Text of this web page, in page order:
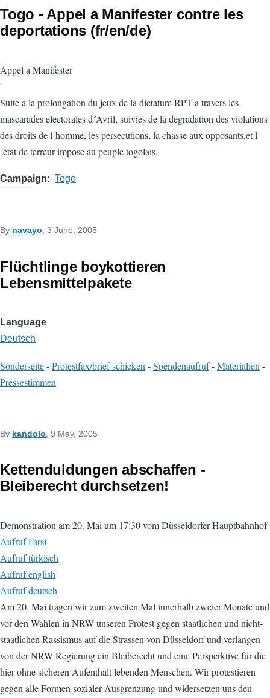
Togo - Appel a Manifester contre les
deportations (fr/en/de)
Appel a Manifester
'
Suite a la prolongation du jeux de la dictature RPT a travers les
mascarades electorales d´Avril, suivies de la degradation des violations
des droits de l´homme, les persecutions, la chasse aux opposants,et l
´etat de terreur impose au peuple togolais,
Campaign Togo
By navayo , 3 June, 2005
Flüchtlinge boykottieren
Lebensmittelpakete
Language
Deutsch
Sonderseite-Protestfax/brief schicken -Spendenaufruf-Materialien -
Pressestimmen
By kandolo , 9 May, 2005
Kettenduldungen abschaffen -
Bleiberecht durchsetzen!
Demonstration am 20. Mai um 17:30 vom Düsseldorfer Hauptbahnhof
Aufruf Farsi
Aufruf türkisch
Aufruf english
Aufruf deutsch
Am 20. Mai tragen wir zum zweiten Mal innerhalb zweier Monate und
vor den Wahlen in NRW unseren Protest gegen staatlichen und nicht-
staatlichen Rassismus auf die Strassen von Düsseldorf und verlangen
von der NRW Regierung ein Bleiberecht und eine Persperktive für die
hier ohne sicheren Aufenthalt lebenden Menschen. Wir protestieren
gegen alle Formen sozialer Ausgrenzung und widersetzen uns den